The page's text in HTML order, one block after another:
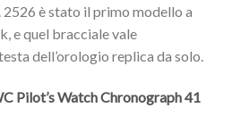
2526 è stato il primo modello a
e quel bracciale vale
dell’orologio replica da solo.
Pilot’s Watch Chronograph 41